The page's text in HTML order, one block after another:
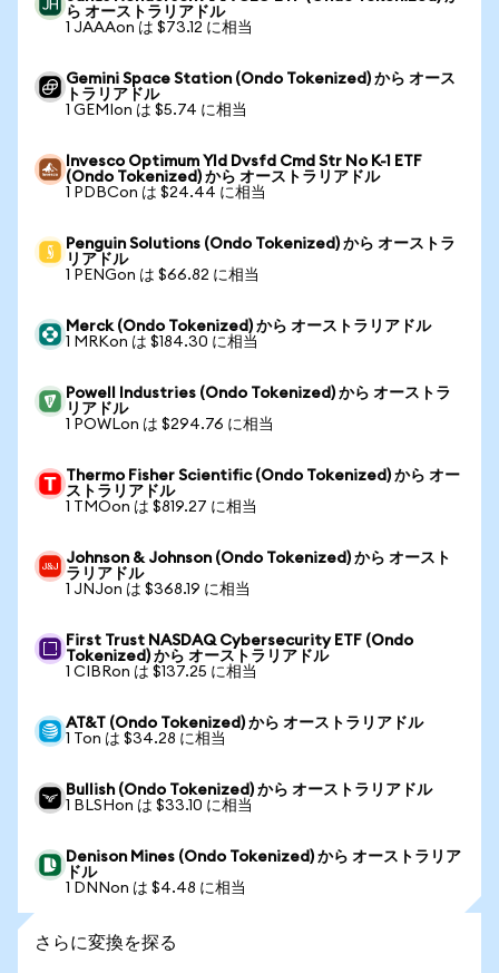
ら オーストラリアドル
1 JAAAon は $73.12 に相当
Gemini Space Station (Ondo Tokenized) から オース
トラリアドル
1 GEMIon は $5.74 に相当
Invesco Optimum Yld Dvsfd Cmd Str No K-1 ETF
(Ondo Tokenized) から オーストラリアドル
1 PDBCon は $24.44 に相当
Penguin Solutions (Ondo Tokenized) から オーストラ
リアドル
1 PENGon は $66.82 に相当
Merck (Ondo Tokenized) から オーストラリアドル
1 MRKon は $184.30 に相当
Powell Industries (Ondo Tokenized) から オーストラ
リアドル
1 POWLon は $294.76 に相当
Thermo Fisher Scientific (Ondo Tokenized) から オー
ストラリアドル
1 TMOon は $819.27 に相当
Johnson & Johnson (Ondo Tokenized) から オースト
ラリアドル
1 JNJon は $368.19 に相当
First Trust NASDAQ Cybersecurity ETF (Ondo
Tokenized) から オーストラリアドル
1 CIBRon は $137.25 に相当
AT&T (Ondo Tokenized) から オーストラリアドル
1 Ton は $34.28 に相当
Bullish (Ondo Tokenized) から オーストラリアドル
1 BLSHon は $33.10 に相当
Denison Mines (Ondo Tokenized) から オーストラリア
ドル
1 DNNon は $4.48 に相当
さらに変換を探る